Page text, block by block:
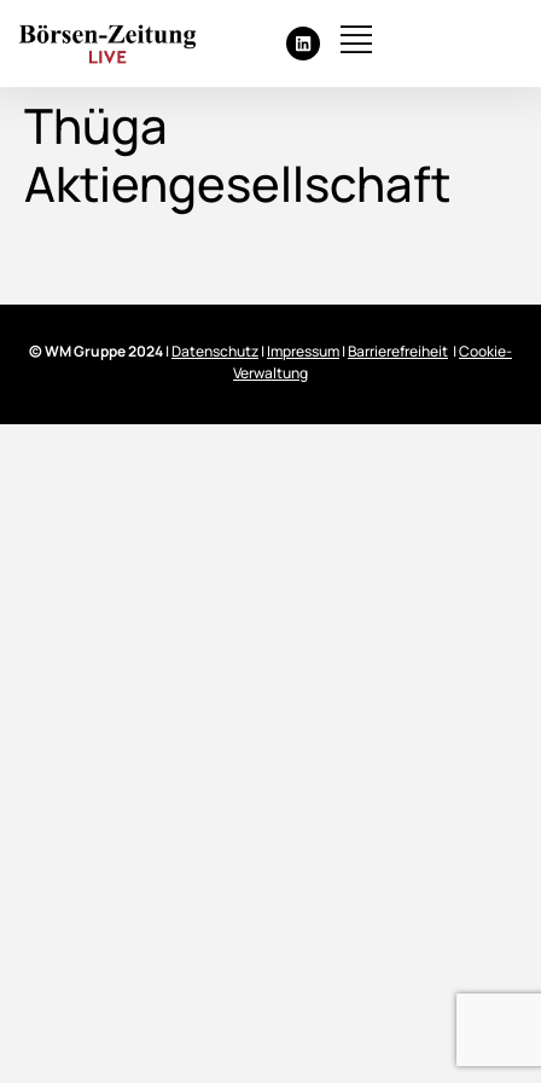
Thüga
Aktiengesellschaft
© WM Gruppe 2024|Datenschutz|Impressum|Barrierefreiheit |Cookie-
Verwaltung